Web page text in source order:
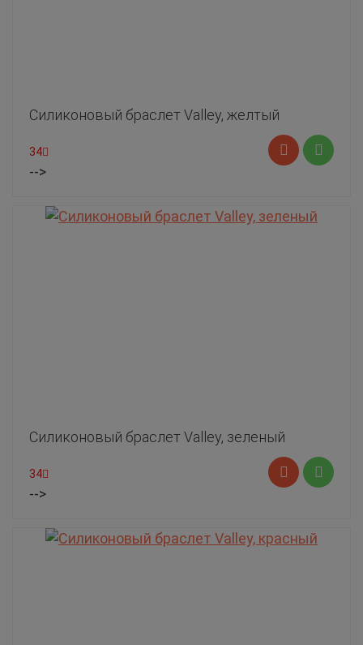
Силиконовый браслет Valley, желтый
34
-->
Силиконовый браслет Valley, зеленый
34
-->